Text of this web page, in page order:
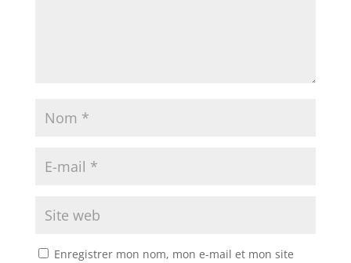
Enregistrer mon nom, mon e-mail et mon site